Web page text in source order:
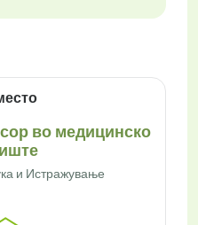
во медицинско
и Истражување